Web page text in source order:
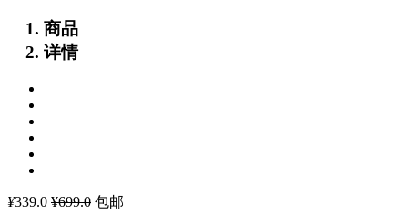
商品
详情
¥339.0 ¥699.0 包邮